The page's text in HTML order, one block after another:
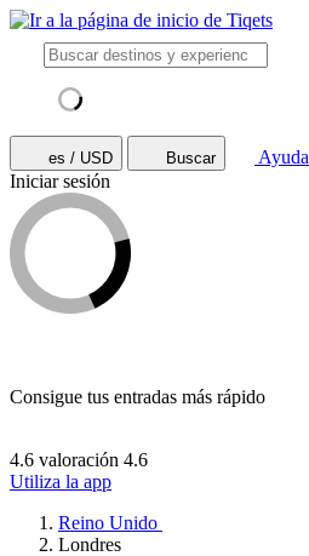
es / USD Buscar
Ayuda
Iniciar sesión
Consigue tus entradas más rápido
4.6 valoración 4.6
Utiliza la app
Reino Unido
Londres